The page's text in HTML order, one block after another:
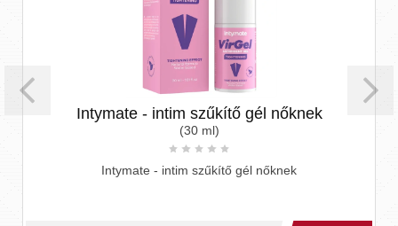
Intymate - intim szűkítő gél nőknek
(30 ml)
Intymate - intim szűkítő gél nőknek